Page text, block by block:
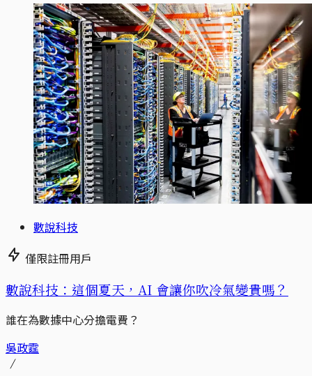
數說科技
僅限註冊用戶
數說科技：這個夏天，AI 會讓你吹冷氣變貴嗎？
誰在為數據中心分擔電費？
吳政霆